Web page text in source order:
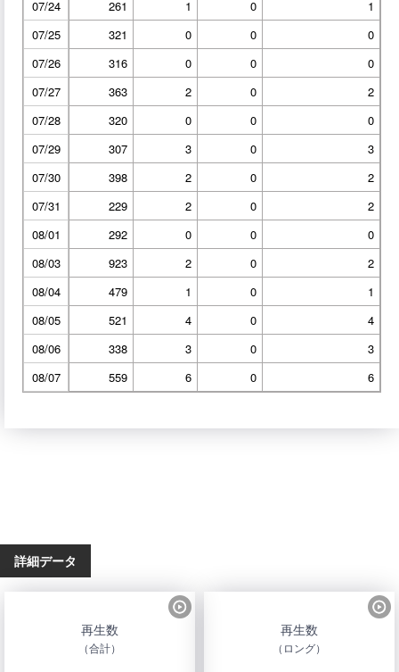
07/24 261 1 0
1
07/25
321 0 0
0
07/26
316 0 0
0
07/27
363 2 0
2
07/28
320 0 0
0
07/29
307 3 0
3
07/30
398 2 0
2
07/31
229 2 0
2
08/01
292 0 0
0
08/03
923 2 0
2
08/04
479 1 0
1
08/05
521 4 0
4
08/06
338 3 0
3
08/07
559 6 0 6
詳細データ
再生数
（合計）
再生数
（ロング）